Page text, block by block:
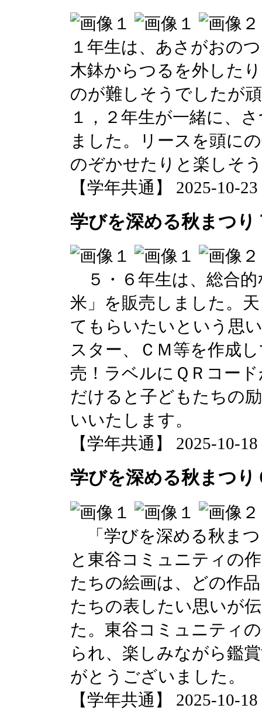
１年生は、あさがおの
木鉢からつるを外した
のが難しそうでしたが
１，２年生が一緒に、
ました。リースを頭に
のぞかせたりと楽しそ
【学年共通】 2025-10-
学びを深める秋まつり
５・６年生は、総合的
米」を販売しました。
てもらいたいという思
スター、ＣＭ等を作成
売！ラベルにＱＲコー
だけると子どもたちの
いいたします。
【学年共通】 2025-10-
学びを深める秋まつり
「学びを深める秋ま
と東谷コミュニティの
たちの絵画は、どの作
たちの表したい思いが
た。東谷コミュニティ
られ、楽しみながら鑑
がとうございました。
【学年共通】 2025-10-